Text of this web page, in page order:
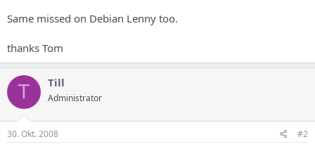
Same missed on Debian Lenny too.
thanks Tom
T Till
Administrator
30. Okt. 2008 #2